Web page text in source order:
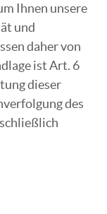
Ihnen unsere
und
daher von
ist Art. 6
dieser
des